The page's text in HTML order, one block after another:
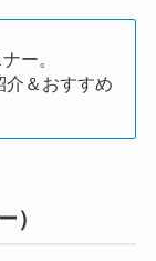
ー。
＆おすすめ
）